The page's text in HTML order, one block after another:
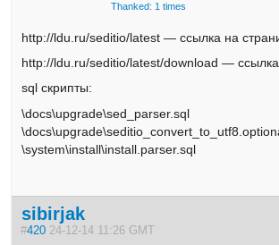
Thanked: 1 times
http://ldu.ru/seditio/latest — ссылка на
http://ldu.ru/seditio/latest/download —
sql скрипты:
\docs\upgrade\sed_parser.sql
\system\install\install.parser.sql
sibirjak
#420 24-12-14 11:26 GMT